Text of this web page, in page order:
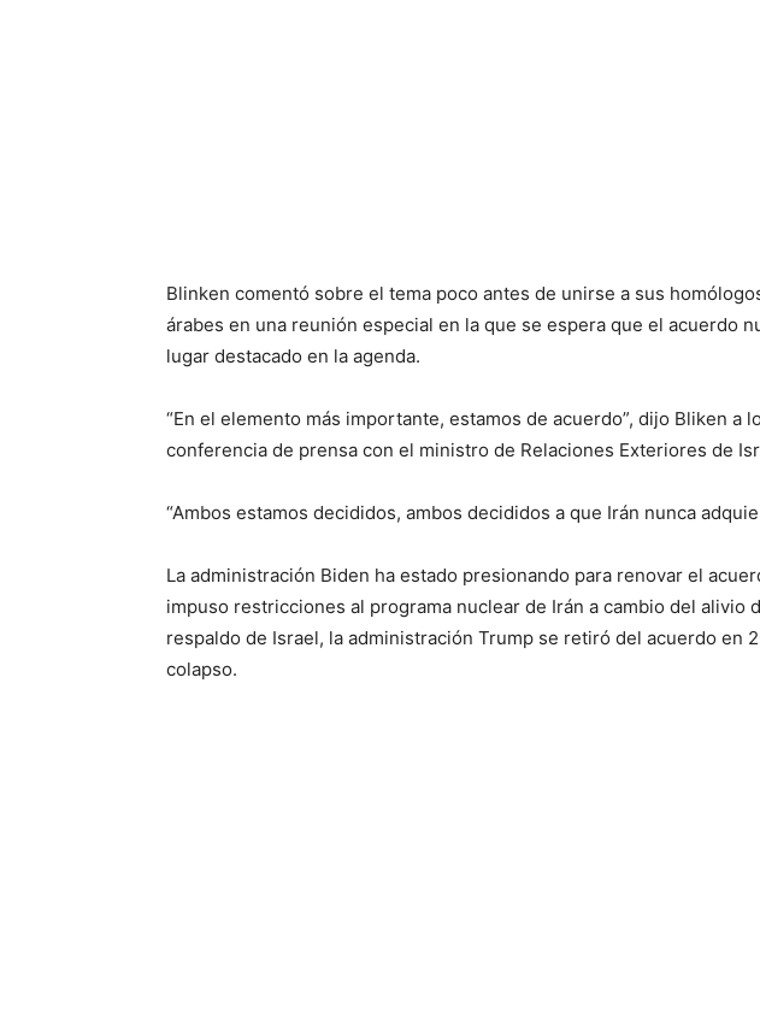
Blinken comentó sobre el tema poco antes de unirse a sus
árabes en una reunión especial en la que se espera que el acuerdo
lugar destacado en la agenda.
“En el elemento más importante, estamos de acuerdo”, dijo Bliken a
conferencia de prensa con el ministro de Relaciones Exteriores de
“Ambos estamos decididos, ambos decididos a que Irán nunca
La administración Biden ha estado presionando para renovar el
impuso restricciones al programa nuclear de Irán a cambio del alivio
respaldo de Israel, la administración Trump se retiró del acuerdo en
colapso.